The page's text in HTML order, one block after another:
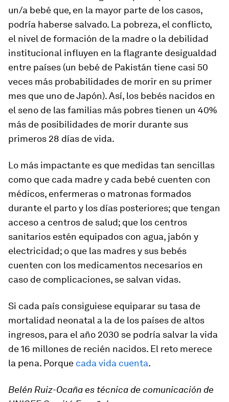
un/a bebé que, en la mayor parte de los casos,
podría haberse salvado. La pobreza, el conflicto,
el nivel de formación de la madre o la debilidad
institucional influyen en la flagrante desigualdad
entre países (un bebé de Pakistán tiene casi 50
veces más probabilidades de morir en su primer
mes que uno de Japón). Así, los bebés nacidos en
el seno de las familias más pobres tienen un 40%
más de posibilidades de morir durante sus
primeros 28 días de vida.
Lo más impactante es que medidas tan sencillas
como que cada madre y cada bebé cuenten con
médicos, enfermeras o matronas formados
durante el parto y los días posteriores; que tengan
acceso a centros de salud; que los centros
sanitarios estén equipados con agua, jabón y
electricidad; o que las madres y sus bebés
cuenten con los medicamentos necesarios en
caso de complicaciones, se salvan vidas.
Si cada país consiguiese equiparar su tasa de
mortalidad neonatal a la de los países de altos
ingresos, para el año 2030 se podría salvar la vida
de 16 millones de recién nacidos. El reto merece
la pena. Porque cada vida cuenta.
Belén Ruiz-Ocaña es técnica de comunicación de